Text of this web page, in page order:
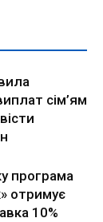
сім’ям
програма
отримує
10%